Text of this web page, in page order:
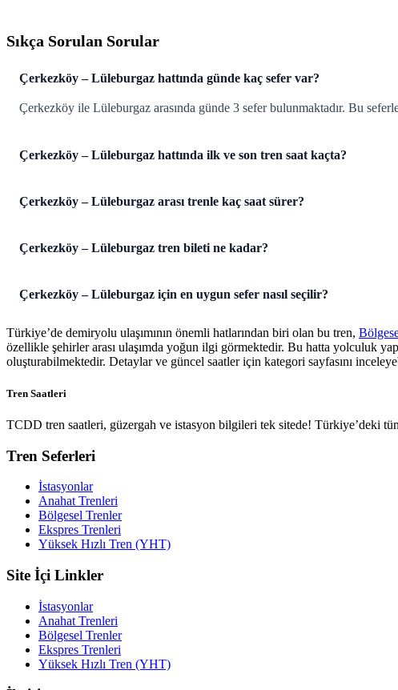
Sıkça Sorulan Sorular
Çerkezköy – Lüleburgaz hattında günde kaç sefer var?
Çerkezköy ile Lüleburgaz arasında günde 3 sefer bulunmaktadır. Bu
Çerkezköy – Lüleburgaz hattında ilk ve son tren saat kaçta?
Çerkezköy – Lüleburgaz arası trenle kaç saat sürer?
Çerkezköy – Lüleburgaz tren bileti ne kadar?
Çerkezköy – Lüleburgaz için en uygun sefer nasıl seçilir?
Türkiye’de demiryolu ulaşımının önemli hatlarından biri olan bu tren,
özellikle şehirler arası ulaşımda yoğun ilgi görmektedir. Bu hatta yolculuk
oluşturabilmektedir. Detaylar ve güncel saatler için kategori sayfasını
Tren Saatleri
TCDD tren saatleri, güzergah ve istasyon bilgileri tek sitede! Türkiye’deki
Tren Seferleri
İstasyonlar
Anahat Trenleri
Bölgesel Trenler
Ekspres Trenleri
Yüksek Hızlı Tren (YHT)
Site İçi Linkler
İstasyonlar
Anahat Trenleri
Bölgesel Trenler
Ekspres Trenleri
Yüksek Hızlı Tren (YHT)